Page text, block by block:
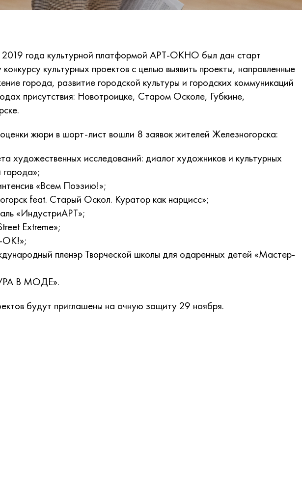
2019 года культурной платформой АРТ-ОКНО был дан старт
конкурсу культурных проектов с целью выявить проекты, направленные
города, развитие городской культуры и городских коммуникаций
присутствия: Новотроицке, Старом Осколе, Губкине,
жюри в шорт-лист вошли 8 заявок жителей Железногорска:
художественных исследований: диалог художников и культурных
города»;
«Всем Поэзию!»;
feat. Старый Оскол. Куратор как нарцисс»;
«ИндустриАРТ»;
Extreme»;
ОК!»;
пленэр Творческой школы для одаренных детей «Мастер-
В МОДЕ».
будут приглашены на очную защиту 29 ноября.